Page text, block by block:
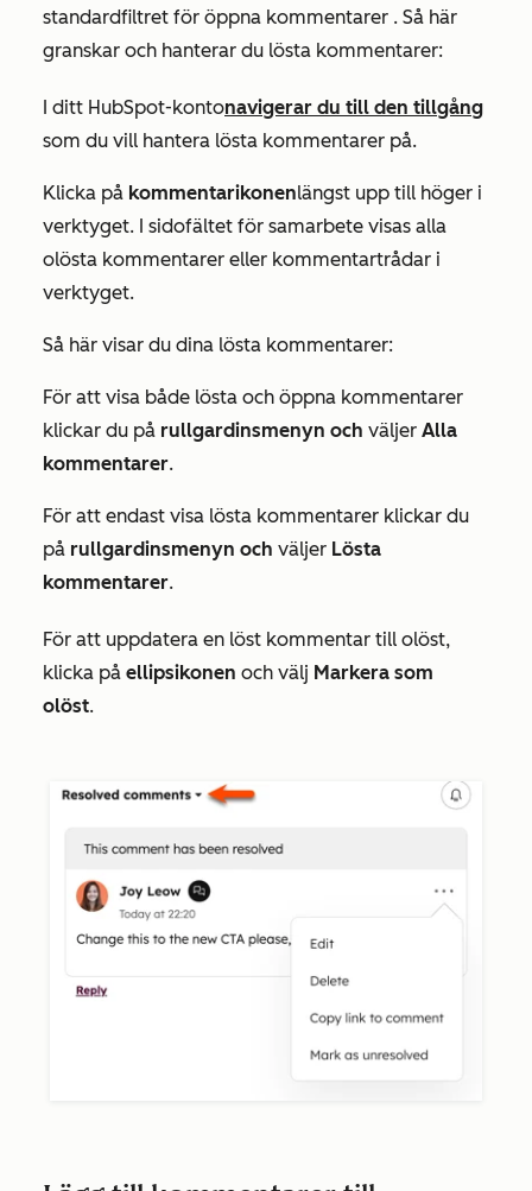
standardfiltret för öppna kommentarer . Så här
granskar och hanterar du lösta kommentarer:
I ditt HubSpot-kontonavigerar du till den tillgång
som du vill hantera lösta kommentarer på.
Klicka på kommentarikonenlängst upp till höger i
verktyget. I sidofältet för samarbete visas alla
olösta kommentarer eller kommentartrådar i
verktyget.
Så här visar du dina lösta kommentarer:
För att visa både lösta och öppna kommentarer
klickar du på rullgardinsmenyn och väljer Alla
kommentarer.
För att endast visa lösta kommentarer klickar du
på rullgardinsmenyn och väljer Lösta
kommentarer.
För att uppdatera en löst kommentar till olöst,
klicka på ellipsikonen och välj Markera som
olöst.